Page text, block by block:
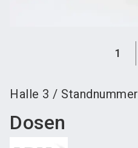
1
Halle 3 / Standnummer
Dosen